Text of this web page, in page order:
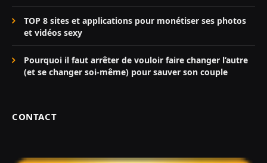
TOP 8 sites et applications pour monétiser ses photos
et vidéos sexy
Pourquoi il faut arrêter de vouloir faire changer l’autre
(et se changer soi-même) pour sauver son couple
CONTACT